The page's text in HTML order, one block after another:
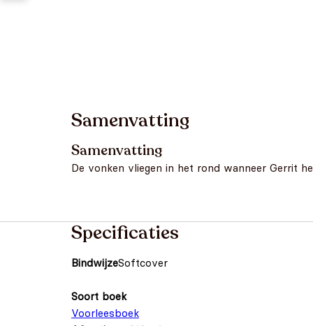
Samenvatting
Samenvatting
De vonken vliegen in het rond wanneer Gerrit
Specificaties
BindwijzeSoftcover
Soort boek
Voorleesboek